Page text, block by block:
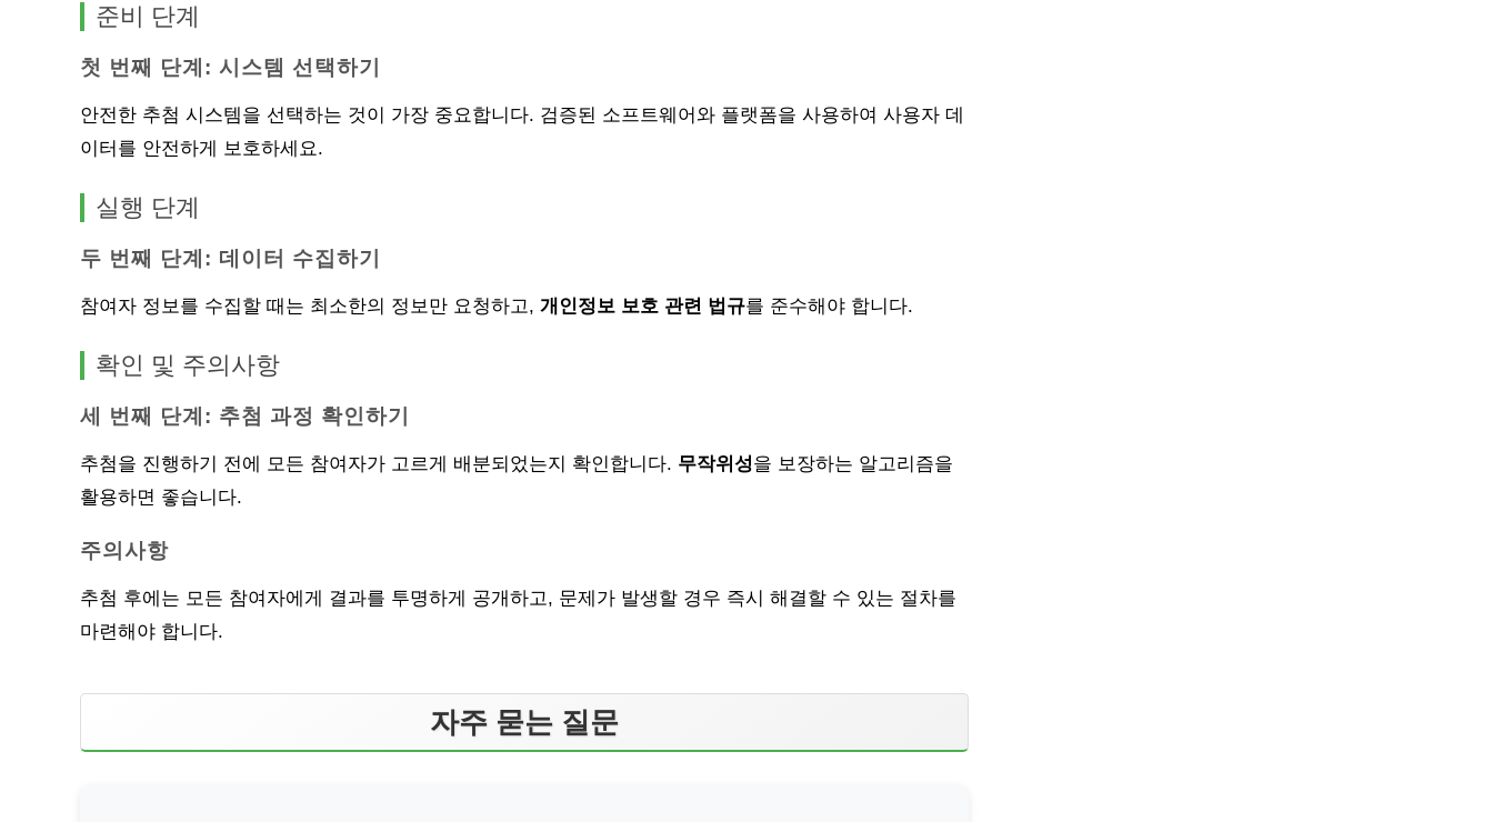
준비 단계
첫 번째 단계: 시스템 선택하기
안전한 추첨 시스템을 선택하는 것이 가장 중요합니다. 검증된 소프트웨어와 플랫폼을 사용하여 사용자 데
이터를 안전하게 보호하세요.
실행 단계
두 번째 단계: 데이터 수집하기
참여자 정보를 수집할 때는 최소한의 정보만 요청하고, 개인정보 보호 관련 법규를 준수해야 합니다.
확인 및 주의사항
세 번째 단계: 추첨 과정 확인하기
추첨을 진행하기 전에 모든 참여자가 고르게 배분되었는지 확인합니다. 무작위성을 보장하는 알고리즘을
활용하면 좋습니다.
주의사항
추첨 후에는 모든 참여자에게 결과를 투명하게 공개하고, 문제가 발생할 경우 즉시 해결할 수 있는 절차를
마련해야 합니다.
자주 묻는 질문